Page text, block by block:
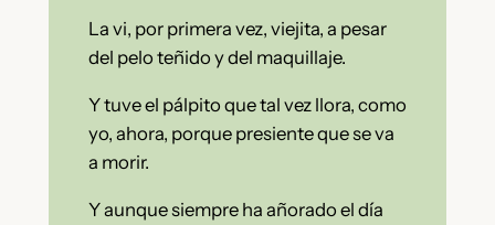
La vi, por primera vez, viejita, a pesar
del pelo teñido y del maquillaje.
Y tuve el pálpito que tal vez llora, como
yo, ahora, porque presiente que se va
a morir.
Y aunque siempre ha añorado el día